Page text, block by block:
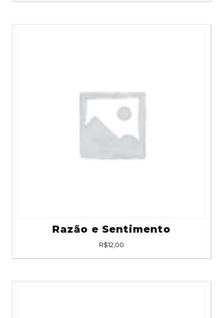
Razão e Sentimento
R$12,00